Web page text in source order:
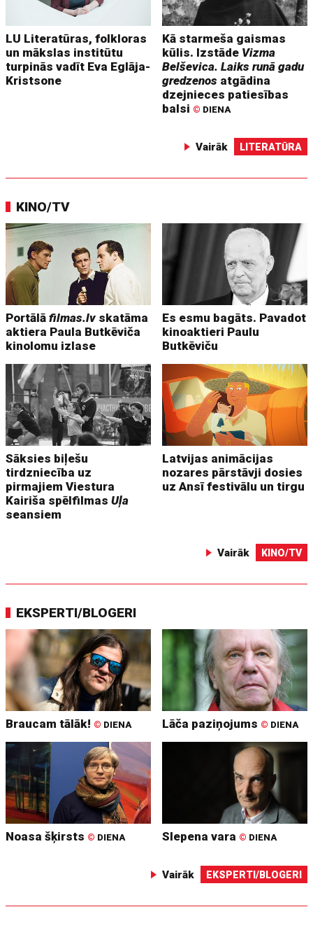
LU Literatūras, folkloras
un mākslas institūtu
turpinās vadīt Eva Eglāja-
Kristsone
Kā starmeša gaismas
kūlis. Izstāde Vizma
Belševica. Laiks runā gadu
gredzenos atgādina
dzejnieces patiesības
balsi © DIENA
Vairāk LITERATŪRA
KINO/TV
Portālāfilmas.lv skatāma
aktiera Paula Butkēviča
kinolomu izlase
Es esmu bagāts. Pavadot
kinoaktieri Paulu
Butkēviču
Sāksies biļešu
tirdzniecība uz
pirmajiem Viestura
Kairiša spēlfilmasUļa
seansiem
Latvijas animācijas
nozares pārstāvji dosies
uz Ansī festivālu un tirgu
Vairāk KINO/TV
EKSPERTI/BLOGERI
Braucam tālāk! © DIENA Lāča paziņojums © DIENA
Noasa šķirsts © DIENA Slepena vara © DIENA
Vairāk EKSPERTI/BLOGERI